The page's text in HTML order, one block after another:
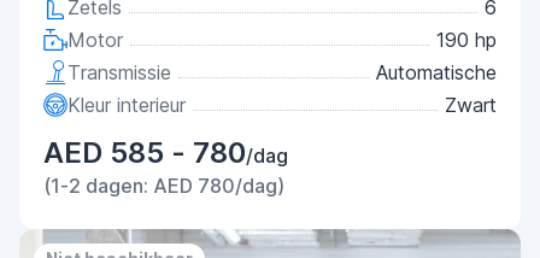
Zetels
6
Motor
190 hp
Transmissie
Automatische
Kleur interieur
Zwart
AED 585 - 780/dag
(1-2 dagen: AED 780/dag)